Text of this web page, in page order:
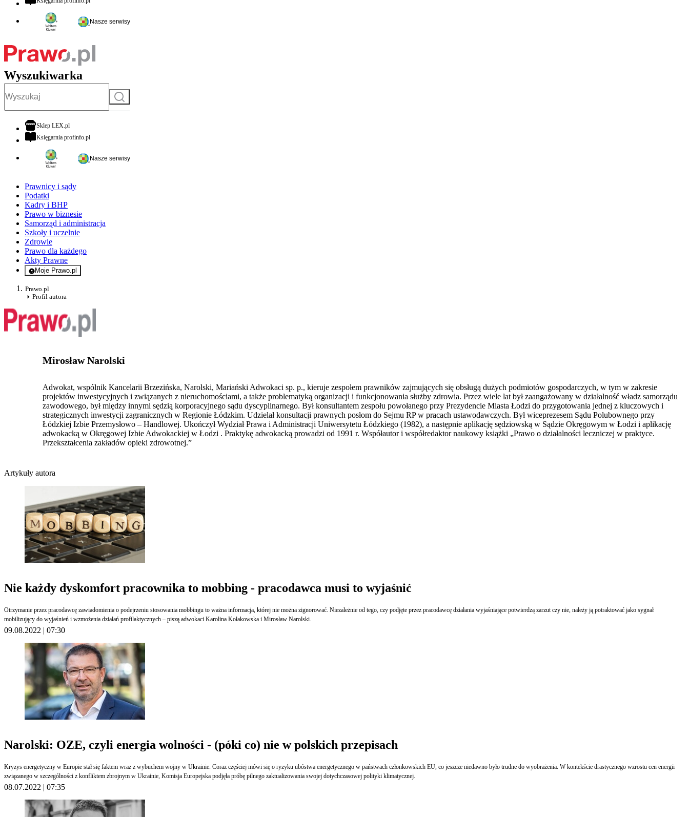
Nasze serwisy
Wyszukiwarka
Szukaj
Sklep LEX.plotwiera się w nowej karcie
Księgarnia profinfo.plotwiera się w nowej karcie
Nasze serwisy
Prawnicy i sądy
Podatki
Kadry i BHP
Prawo w biznesie
Samorząd i administracja
Szkoły i uczelnie
Zdrowie
Prawo dla każdego
Akty Prawne
Moje Prawo.pl
- rejestracja i logowanie do serwisu
Prawo.pl
Profil autora
Mirosław Narolski
Adwokat, wspólnik Kancelarii Brzezińska, Narolski, Mariański Adwokaci sp. p., kieruje zespołem prawników zajmujących się obsługą dużych podmiotów gospodarczych, w tym w zakresie
projektów inwestycyjnych i związanych z nieruchomościami, a także problematyką organizacji i funkcjonowania służby zdrowia. Przez wiele lat był zaangażowany w działalność władz samorządu
zawodowego, był między innymi sędzią korporacyjnego sądu dyscyplinarnego. Był konsultantem zespołu powołanego przy Prezydencie Miasta Łodzi do przygotowania jednej z kluczowych i
strategicznych inwestycji zagranicznych w Regionie Łódzkim. Udzielał konsultacji prawnych posłom do Sejmu RP w pracach ustawodawczych. Był wiceprezesem Sądu Polubownego przy
Łódzkiej Izbie Przemysłowo – Handlowej. Ukończył Wydział Prawa i Administracji Uniwersytetu Łódzkiego (1982), a następnie aplikację sędziowską w Sądzie Okręgowym w Łodzi i aplikację
adwokacką w Okręgowej Izbie Adwokackiej w Łodzi . Praktykę adwokacką prowadzi od 1991 r. Współautor i współredaktor naukowy książki „Prawo o działalności leczniczej w praktyce.
Przekształcenia zakładów opieki zdrowotnej.”
Artykuły autora
Nie każdy dyskomfort pracownika to mobbing - pracodawca musi to wyjaśnić
Otrzymanie przez pracodawcę zawiadomienia o podejrzeniu stosowania mobbingu to ważna informacja, której nie można zignorować. Niezależnie od tego, czy podjęte przez pracodawcę działania wyjaśniające potwierdzą zarzut czy nie, należy ją potraktować jako sygnał
mobilizujący do wyjaśnień i wzmożenia działań profilaktycznych – piszą adwokaci Karolina Kołakowska i Mirosław Narolski.
09.08.2022 | 07:30
Narolski: OZE, czyli energia wolności - (póki co) nie w polskich przepisach
Kryzys energetyczny w Europie stał się faktem wraz z wybuchem wojny w Ukrainie. Coraz częściej mówi się o ryzyku ubóstwa energetycznego w państwach członkowskich EU, co jeszcze niedawno było trudne do wyobrażenia. W kontekście drastycznego wzrostu cen energii
związanego w szczególności z konfliktem zbrojnym w Ukrainie, Komisja Europejska podjęła próbę pilnego zaktualizowania swojej dotychczasowej polityki klimatycznej.
08.07.2022 | 07:35